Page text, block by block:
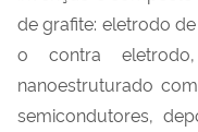
de grafite: eletrodo
o contra
nanoestruturado
semicondutores,